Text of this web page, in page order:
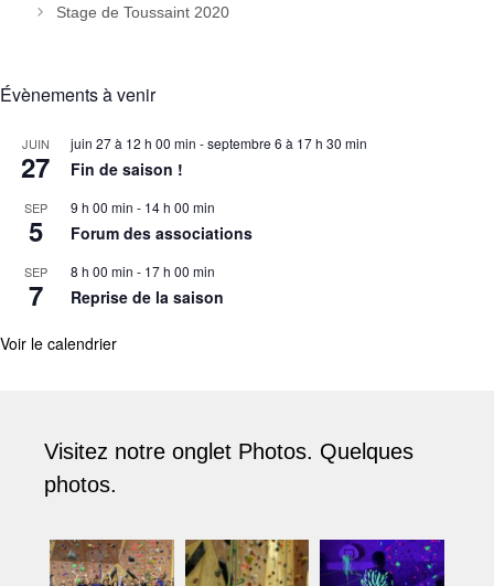
Stage de Toussaint 2020
Évènements à venir
JUIN
27
juin 27 à 12 h 00 min -septembre 6 à 17 h 30 min
Fin de saison !
SEP
5
9 h 00 min - 14 h 00 min
Forum des associations
SEP
7
8 h 00 min - 17 h 00 min
Reprise de la saison
Voir le calendrier
Visitez notre onglet Photos. Quelques
photos.